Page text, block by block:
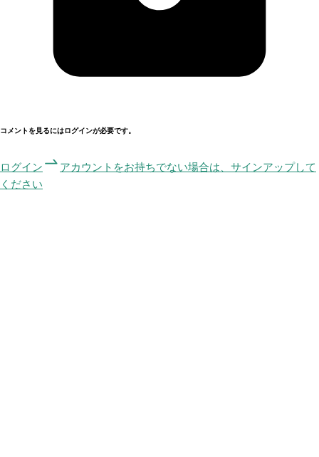
コメントを見るにはログインが必要です。
ログイン
アカウントをお持ちでない場合は、サインアップして
ください